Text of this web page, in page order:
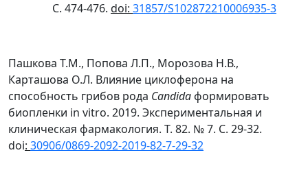
С. 474-476. doi: 31857/S102872210006935-3
Пашкова Т.М., Попова Л.П., Морозова Н.В.,
Карташова О.Л. Влияние циклоферона на
способность грибов рода Candidaформировать
биопленки in vitro. 2019. Экспериментальная и
клиническая фармакология. Т. 82. № 7. С. 29-32.
doi: 30906/0869-2092-2019-82-7-29-32